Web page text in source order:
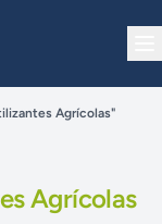
Agrícolas"
Agrícolas